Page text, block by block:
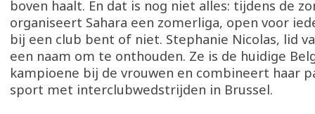
boven haalt. En dat is nog niet alles: tijdens de
organiseert Sahara een zomerliga, open voor
bij een club bent of niet. Stephanie Nicolas, lid
een naam om te onthouden. Ze is de huidige
kampioene bij de vrouwen en combineert haar
sport met interclubwedstrijden in Brussel.